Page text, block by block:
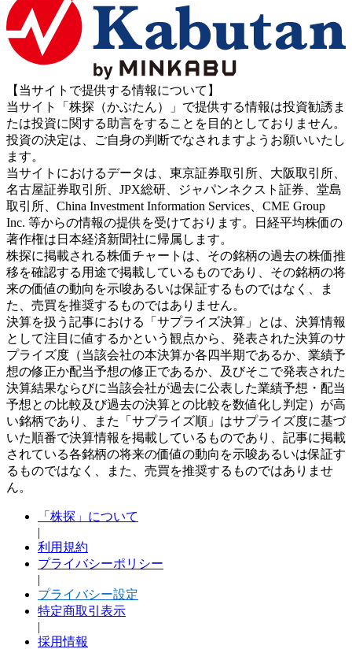
【当サイトで提供する情報について】
当サイト「株探（かぶたん）」で提供する情報は投資勧誘ま
たは投資に関する助言をすることを目的としておりません。
投資の決定は、ご自身の判断でなされますようお願いいたし
ます。
当サイトにおけるデータは、東京証券取引所、大阪取引所、
名古屋証券取引所、JPX総研、ジャパンネクスト証券、堂島
取引所、China Investment Information Services、CME Group
Inc. 等からの情報の提供を受けております。日経平均株価の
著作権は日本経済新聞社に帰属します。
株探に掲載される株価チャートは、その銘柄の過去の株価推
移を確認する用途で掲載しているものであり、その銘柄の将
来の価値の動向を示唆あるいは保証するものではなく、ま
た、売買を推奨するものではありません。
決算を扱う記事における「サプライズ決算」とは、決算情報
として注目に値するかという観点から、発表された決算のサ
プライズ度（当該会社の本決算か各四半期であるか、業績予
想の修正か配当予想の修正であるか、及びそこで発表された
決算結果ならびに当該会社が過去に公表した業績予想・配当
予想との比較及び過去の決算との比較を数値化し判定）が高
い銘柄であり、また「サプライズ順」はサプライズ度に基づ
いた順番で決算情報を掲載しているものであり、記事に掲載
されている各銘柄の将来の価値の動向を示唆あるいは保証す
るものではなく、また、売買を推奨するものではありませ
ん。
「株探」について
|
利用規約
プライバシーポリシー
|
プライバシー設定
特定商取引表示
|
採用情報